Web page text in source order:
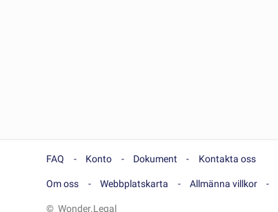
FAQ Konto Dokument Kontakta oss
Om oss Webbplatskarta Allmänna villkor
© Wonder.Legal